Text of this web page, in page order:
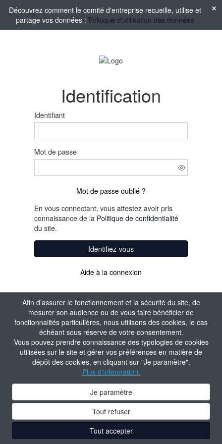
Afin d’assurer le fonctionnement et la sécurité du site, de
mesurer son audience ou de vous faire bénéficier de
fonctionnalités particulières, nous utilisons des cookies, le cas
échéant sous réserve de votre consentement.
Vous pouvez prendre connaissance des typologies de cookies
utilisées sur le site et gérer vos préférences en matière de
dépôt des cookies, en cliquant sur "Je paramètre".
Plus d'information.
Je paramètre
Tout refuser
Tout accepter
Découvrez comment le comité d'entreprise recueille, utilise et
partage vos données : Politique d'utilisation des données
Identification
Identifiant
Mot de passe
Mot de passe oublié ?
En vous connectant, vous attestez avoir pris
connaissance de la Politique de confidentialité
du site.
Identifiez-vous
Aide à la connexion